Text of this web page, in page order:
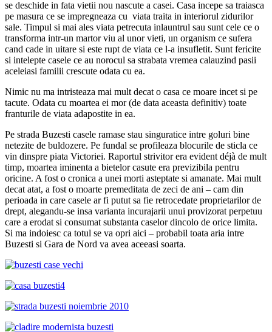
se deschide in fata vietii nou nascute a casei. Casa incepe sa traiasca
pe masura ce se impregneaza cu viata traita in interiorul zidurilor
sale. Timpul si mai ales viata petrecuta inlauntrul sau sunt cele ce o
transforma intr-un martor viu al unor vieti, un organism ce sufera
cand cade in uitare si este rupt de viata ce l-a insufletit. Sunt fericite
si intelepte casele ce au norocul sa strabata vremea calauzind pasii
aceleiasi familii crescute odata cu ea.
Nimic nu ma intristeaza mai mult decat o casa ce moare incet si pe
tacute. Odata cu moartea ei mor (de data aceasta definitiv) toate
franturile de viata adapostite in ea.
Pe strada Buzesti casele ramase stau singuratice intre goluri bine
netezite de buldozere. Pe fundal se profileaza blocurile de sticla ce
vin dinspre piata Victoriei. Raportul strivitor era evident déjà de mult
timp, moartea iminenta a bietelor casute era previzibila pentru
oricine. A fost o cronica a unei morti asteptate si amanate. Mai mult
decat atat, a fost o moarte premeditata de zeci de ani – cam din
perioada in care casele ar fi putut sa fie retrocedate proprietarilor de
drept, alegandu-se insa varianta incurajarii unui provizorat perpetuu
care a erodat si consumat substanta caselor dincolo de orice limita.
Si ma indoiesc ca totul se va opri aici – probabil toata aria intre
Buzesti si Gara de Nord va avea aceeasi soarta.